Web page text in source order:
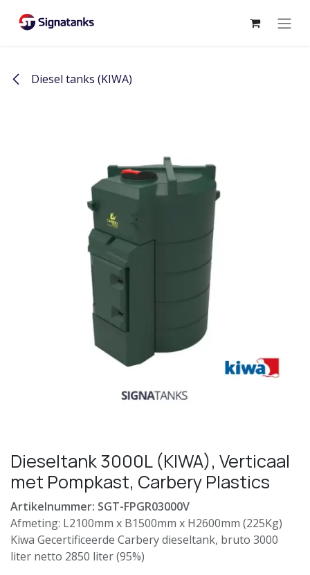
Diesel tanks (KIWA)
Dieseltank 3000L (KIWA), Verticaal
met Pompkast, Carbery Plastics
Artikelnummer: SGT-FPGR03000V
Afmeting: L2100mm x B1500mm x H2600mm (225Kg)
Kiwa Gecertificeerde Carbery dieseltank, bruto 3000
liter netto 2850 liter (95%)